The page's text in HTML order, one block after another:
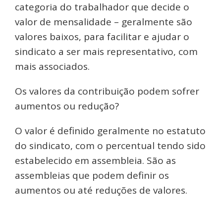
categoria do trabalhador que decide o
valor de mensalidade – geralmente são
valores baixos, para facilitar e ajudar o
sindicato a ser mais representativo, com
mais associados.
Os valores da contribuição podem sofrer
aumentos ou redução?
O valor é definido geralmente no estatuto
do sindicato, com o percentual tendo sido
estabelecido em assembleia. São as
assembleias que podem definir os
aumentos ou até reduções de valores.